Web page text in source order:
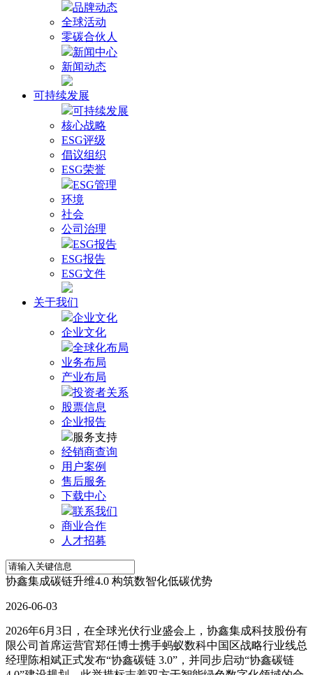
品牌动态
全球活动
零碳合伙人
新闻中心
新闻动态
可持续发展
可持续发展
核心战略
ESG评级
倡议组织
ESG荣誉
ESG管理
环境
社会
公司治理
ESG报告
ESG报告
ESG文件
关于我们
企业文化
企业文化
全球化布局
业务布局
产业布局
投资者关系
股票信息
企业报告
服务支持
经销商查询
用户案例
售后服务
下载中心
联系我们
商业合作
人才招募
协鑫集成碳链升维4.0 构筑数智化低碳优势
2026-06-03
2026年6月3日，在全球光伏行业盛会上，协鑫集成科技股份有
限公司首席运营官郑任博士携手蚂蚁数科中国区战略行业线总
经理陈相斌正式发布“协鑫碳链 3.0”，并同步启动“协鑫碳链